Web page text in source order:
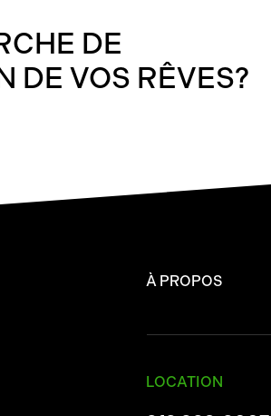
DE
DE VOS RÊVES?
À PROPOS
LOCATION